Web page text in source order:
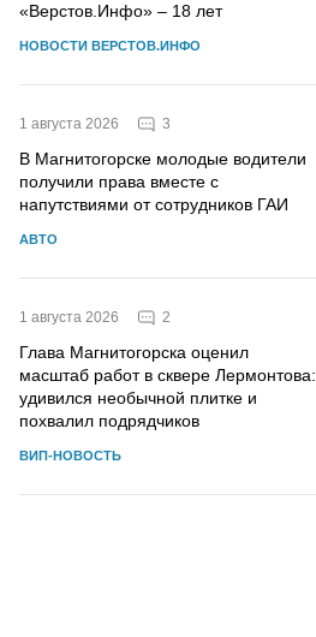
«Верстов.Инфо» – 18 лет
НОВОСТИ ВЕРСТОВ.ИНФО
1 августа 2026 3
В Магнитогорске молодые водители
получили права вместе с
напутствиями от сотрудников ГАИ
АВТО
1 августа 2026 2
Глава Магнитогорска оценил
масштаб работ в сквере Лермонтова:
удивился необычной плитке и
похвалил подрядчиков
ВИП-НОВОСТЬ